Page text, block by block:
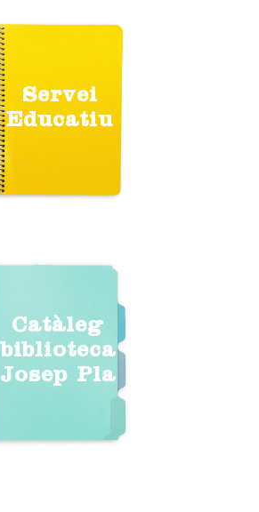
Servei
Educatiu
Catàleg
biblioteca
Josep Pla